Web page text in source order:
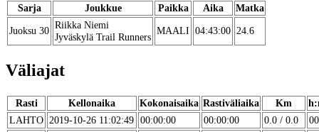
Sarja Joukkue Paikka Aika
Matka
Juoksu 30 Riikka Niemi
Jyväskylä Trail Runners
MAALI 04:43:00 24.6
Väliajat
Rasti Kellonaika Kokonaisaika Rastiväliaika Km
LAHTO 2019-10-26 11:02:49 00:00:00 00:00:00 0.0 / 0.0